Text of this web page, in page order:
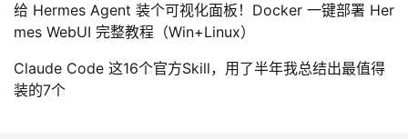
给 Hermes Agent 装个可视化面板！Docker 一键部署 Her
mes WebUI 完整教程（Win+Linux）
Claude Code 这16个官方Skill，用了半年我总结出最值得
装的7个